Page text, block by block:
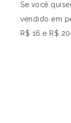
Se você
vendido em
R$ 16 e R$ 20.